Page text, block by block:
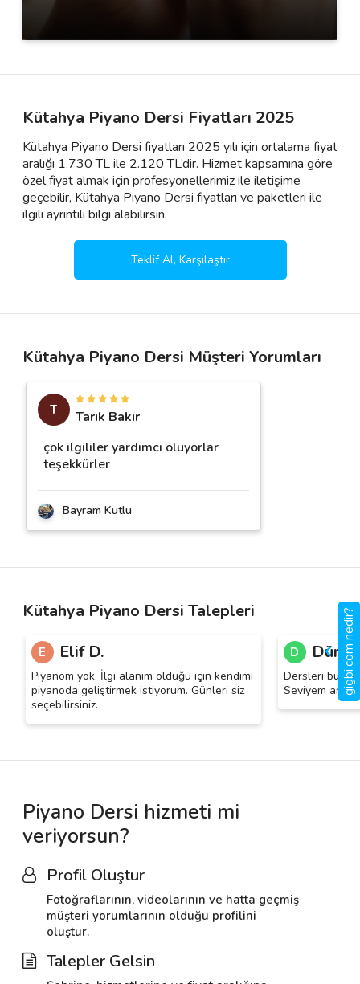
Kütahya Piyano Dersi Fiyatları 2025
Kütahya Piyano Dersi fiyatları 2025 yılı için ortalama fiyat
aralığı 1.730 TL ile 2.120 TL’dir. Hizmet kapsamına göre
özel fiyat almak için profesyonellerimiz ile iletişime
geçebilir, Kütahya Piyano Dersi fiyatları ve paketleri ile
ilgili ayrıntılı bilgi alabilirsin.
Teklif Al, Karşılaştır
Kütahya Piyano Dersi Müşteri Yorumları
T
Tarık Bakır
çok ilgililer yardımcı oluyorlar
teşekkürler
Bayram Kutlu
Kütahya Piyano Dersi Talepleri
E Elif D.
Piyanom yok. İlgi alanım olduğu için kendimi
piyanoda geliştirmek istiyorum. Günleri siz
seçebilirsiniz.
D
Dersleri bu ay
Seviyem
Piyano Dersi hizmeti mi
veriyorsun?
Profil Oluştur
Fotoğraflarının, videolarının ve hatta geçmiş
müşteri yorumlarının olduğu profilini
oluştur.
Talepler Gelsin
gigbi.com nedir?